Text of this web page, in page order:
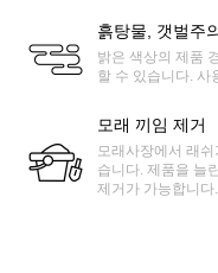
흙탕물, 갯벌주
밝은 색상의 제품
할 수 있습니다. 사
모래 끼임 제거
모래사장에서 래
습니다. 제품을 늘
제거가 가능합니다.